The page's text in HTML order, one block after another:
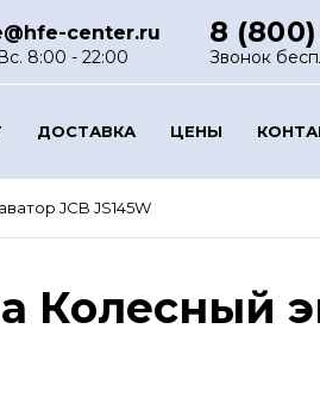
center.ru
8:00 - 22:00
8
Звонок
ДОСТАВКА ЦЕНЫ
JCB JS145W
Колесный